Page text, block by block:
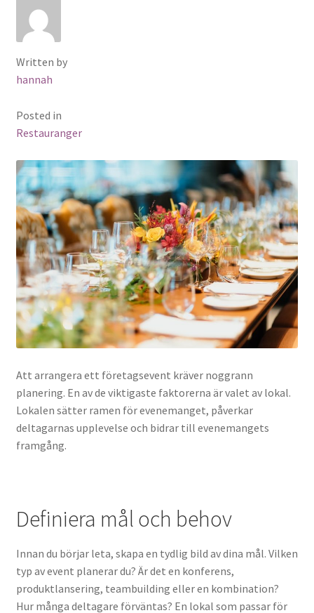
Written by
hannah
Posted in
Restauranger
Att arrangera ett företagsevent kräver noggrann
planering. En av de viktigaste faktorerna är valet av lokal.
Lokalen sätter ramen för evenemanget, påverkar
deltagarnas upplevelse och bidrar till evenemangets
framgång.
Definiera mål och behov
Innan du börjar leta, skapa en tydlig bild av dina mål. Vilken
typ av event planerar du? Är det en konferens,
produktlansering, teambuilding eller en kombination?
Hur många deltagare förväntas? En lokal som passar för